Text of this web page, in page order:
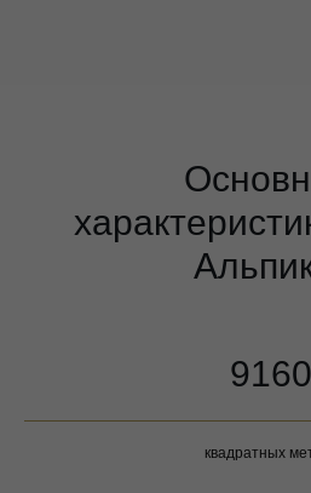
9160
квадратных